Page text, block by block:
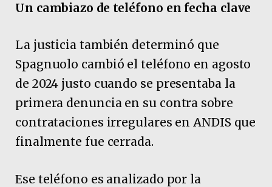
Un cambiazo de teléfono en fecha clave
La justicia también determinó que
Spagnuolo cambió el teléfono en agosto
de 2024 justo cuando se presentaba la
primera denuncia en su contra sobre
contrataciones irregulares en ANDIS que
finalmente fue cerrada.
Ese teléfono es analizado por la